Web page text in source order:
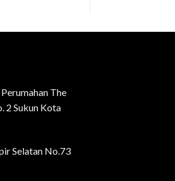
Perumahan The
2 Sukun Kota
Selatan No.73